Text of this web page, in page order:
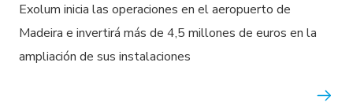
Exolum inicia las operaciones en el aeropuerto de
Madeira e invertirá más de 4,5 millones de euros en la
ampliación de sus instalaciones